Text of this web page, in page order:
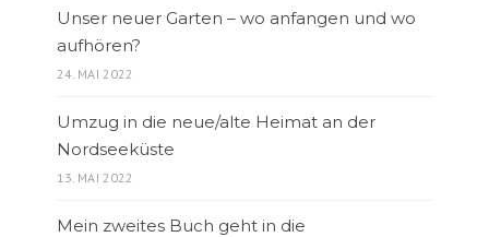
Unser neuer Garten – wo anfangen und wo
aufhören?
24. MAI 2022
Umzug in die neue/alte Heimat an der
Nordseeküste
13. MAI 2022
Mein zweites Buch geht in die